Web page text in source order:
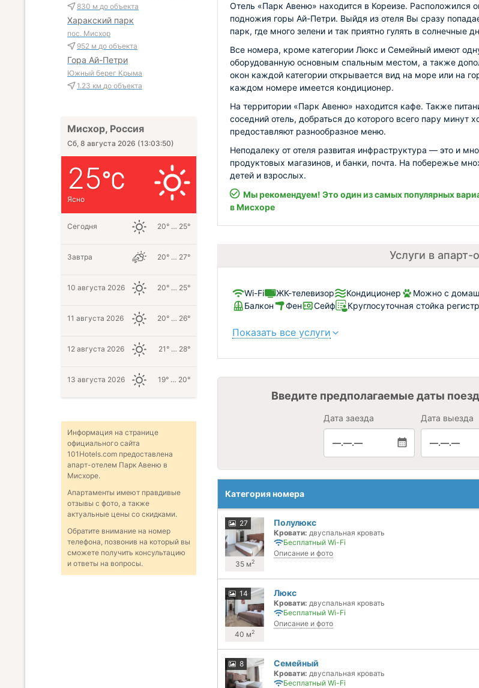
Отель «Парк Авеню» находится в Кореизе. Расположился
подножия горы Ай-Петри. Выйдя из отеля Вы сразу
парк, где много зелени и так приятно гулять в солнечные
Все номера, кроме категории Люкс и Семейный имеют
оборудованную основным спальным местом, а также
окон каждой категории открывается вид на море или на
каждом номере имеется кондиционер.
На территории «Парк Авеню» находится кафе. Также
соседний отель, добраться до которого всего пару минут
предоставляют разнообразное меню.
Неподалеку от отеля развитая инфраструктура — это и
продуктовых магазинов, и банки, почта. На побережье
детей и взрослых.
Мы рекомендуем! Это один из самых популярных
в Мисхоре
Услуги в
Wi-Fi ЖК-телевизор Кондиционер Можно с
Балкон
Фен Сейф Круглосуточная стойка
Показать все услуги
Введите предполагаемые даты
Дата заезда
—.—.—
Дата выезда
—.—.—
Категория номера
27
35 м2
Полулюкс
Кровати: двуспальная кровать
Бесплатный Wi-Fi
Описание и фото
14
40 м2
Люкс
Кровати: двуспальная кровать
Бесплатный Wi-Fi
Описание и фото
8 Семейный
Кровати: двуспальная кровать
Бесплатный Wi-Fi
830 м до объекта
Харакский парк
пос. Мисхор
952 м до объекта
Гора Ай-Петри
Южный берег Крыма
1.23 км до объекта
Мисхор, Россия
Сб, 8 августа 2026 (13:03:51)
25
Ясно
Сегодня 20° … 25°
Завтра 20° … 27°
10 августа 2026 20° … 25°
11 августа 2026 20° … 26°
12 августа 2026 21° … 28°
13 августа 2026 19° … 20°
Информация на странице
официального сайта
101Hotels.com предоставлена
апарт-отелем Парк Авеню в
Мисхоре.
Апартаменты имеют правдивые
отзывы с фото, а также
актуальные цены со скидками.
Обратите внимание на номер
телефона, позвонив на который вы
сможете получить консультацию
и ответы на вопросы.